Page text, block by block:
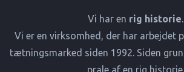
Vi har en rig historie.
Vi er en virksomhed, der har arbejdet
tætningsmarked siden 1992. Siden
prale af en rig historie.